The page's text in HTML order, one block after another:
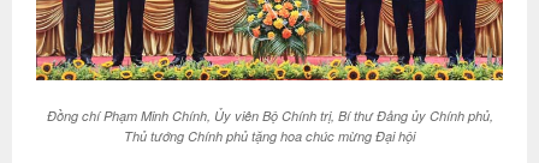
Đồng chí Phạm Minh Chính, Ủy viên Bộ Chính trị, Bí thư Đảng ủy Chính phủ,
Thủ tướng Chính phủ tặng hoa chúc mừng Đại hội